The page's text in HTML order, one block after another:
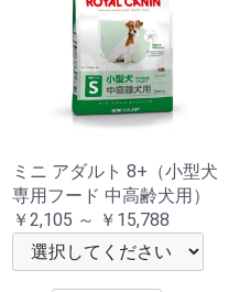
ミニ アダルト 8+（小型犬
専用フード 中高齢犬用）
￥2,105 ～ ￥15,788